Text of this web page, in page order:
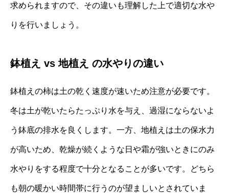
求められますので、その違いも理解した上で適切な水や
りを行いましょう。
鉢植え vs 地植え の水やりの違い
鉢植えの柿は土の乾く速度が速いため注意が必要です。
冬は土が乾いたらたっぷり水を与え、過湿にならないよ
う鉢底の排水を良くします。一方、地植えは土の保水力
が高いため、乾燥が続くような日や霜が強いときにのみ
水やりをする程度で十分となることが多いです。どちら
も朝の暖かい時間帯に行うのが望ましいとされていま